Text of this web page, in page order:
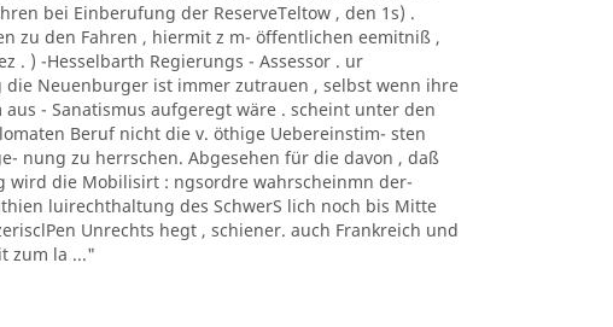
bei Einberufung der ReserveTeltow , den 1s) .
zu den Fahren , hiermit z m- öffentlichen eemitniß ,
. ) -Hesselbarth Regierungs - Assessor . ur
die Neuenburger ist immer zutrauen , selbst wenn ihre
- Sanatismus aufgeregt wäre . scheint unter den
Beruf nicht die v. öthige Uebereinstim- sten
nung zu herrschen. Abgesehen für die davon , daß
wird die Mobilisirt : ngsordre wahrscheinmn der-
luirechthaltung des SchwerS lich noch bis Mitte
Unrechts hegt , schiener. auch Frankreich und
zum la ..."